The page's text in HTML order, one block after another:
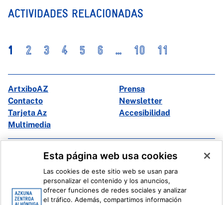
ACTIVIDADES RELACIONADAS
1 2 3 4 5 6 ... 10 11
ArtxiboAZ
Prensa
Contacto
Newsletter
Tarjeta Az
Accesibilidad
Multimedia
Facebook
X
Ivoox
Información legal Sistema Interno de Información
Esta página web usa cookies
Las cookies de este sitio web se usan para
personalizar el contenido y los anuncios,
ofrecer funciones de redes sociales y analizar
el tráfico. Además, compartimos información